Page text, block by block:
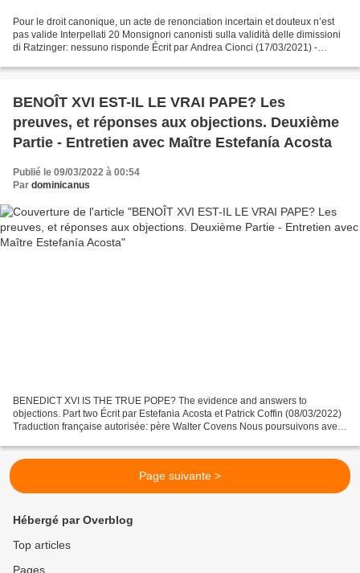
Pour le droit canonique, un acte de renonciation incertain et douteux n’est
pas valide Interpellati 20 Monsignori canonisti sulla validità delle dimissioni
di Ratzinger: nessuno risponde Écrit par Andrea Cionci (17/03/2021) -
BENOÎT XVI EST-IL LE VRAI PAPE? Les
preuves, et réponses aux objections. Deuxième
Partie - Entretien avec Maître Estefanía Acosta
Publié le 09/03/2022 à 00:54
Par dominicanus
BENEDICT XVI IS THE TRUE POPE? The evidence and answers to
objections. Part two Écrit par Estefania Acosta et Patrick Coffin (08/03/2022)
Traduction française autorisée: père Walter Covens Nous poursuivons avec
Page suivante >
Hébergé par Overblog
Top articles
Pages